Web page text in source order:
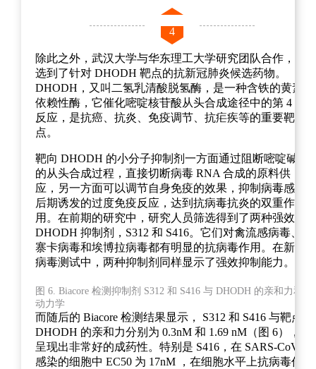
4
除此之外，武汉大学与华东理工大学研究团队合作，筛
选到了针对 DHODH 靶点的抗新冠肺炎候选药物。
DHODH，又叫二氢乳清酸脱氢酶，是一种含铁的黄素
依赖性酶，它催化嘧啶核苷酸从头合成途径中的第 4 步
反应，是抗癌、抗炎、免疫调节、抗疟疾等的重要靶
点。
靶向 DHODH 的小分子抑制剂一方面通过阻断嘧啶碱基
的从头合成过程，直接切断病毒 RNA 合成的原料供
应，另一方面可以调节自身免疫的效果，抑制病毒感染
后期诱发的过度免疫反应，达到抗病毒抗炎的双重作
用。在前期的研究中，研究人员筛选得到了两种强效的
DHODH 抑制剂，S312 和 S416。它们对禽流感病毒、
寨卡病毒和埃博拉病毒都有明显的抗病毒作用。在新冠
病毒测试中，两种抑制剂同样显示了强效抑制能力。
图 6. Biacore 检测抑制剂 S312 和 S416 与 DHODH 的亲和力和
动力学
而随后的 Biacore 检测结果显示， S312 和 S416 与靶点
DHODH 的亲和力分别为 0.3nM 和 1.69 nM（图 6），
呈现出非常好的成药性。特别是 S416，在 SARS-CoV-2
感染的细胞中 EC50 为 17nM ，在细胞水平上抗病毒作